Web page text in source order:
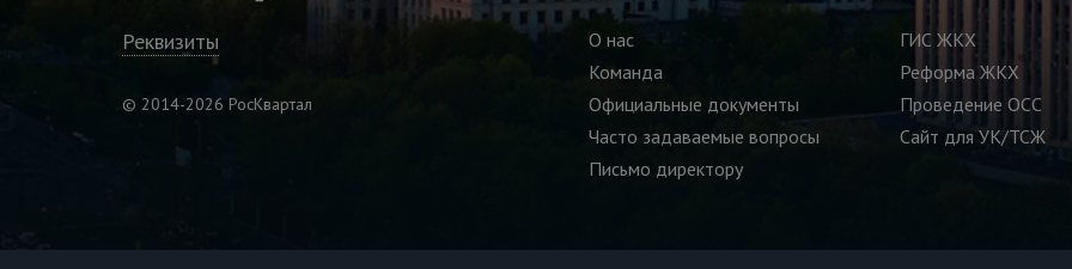
Реквизиты
© 2014-2026 РосКвартал
О нас
Команда
Официальные документы
Часто задаваемые вопросы
Письмо директору
ГИС ЖКХ
Реформа ЖКХ
Проведение ОСС
Сайт для УК/ТСЖ